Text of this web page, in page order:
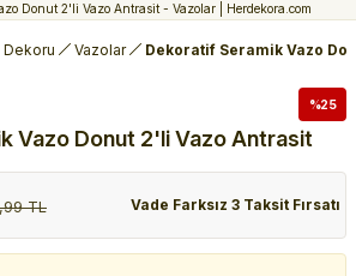
Dekoru Vazolar Dekoratif Seramik Vazo
%25
Vazo Donut 2'li Vazo Antrasit
TL Vade Farksız 3 Taksit Fırsatı